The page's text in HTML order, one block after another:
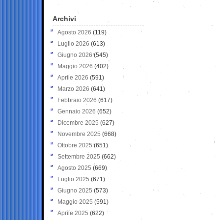
Archivi
Agosto 2026 (119)
Luglio 2026 (613)
Giugno 2026 (545)
Maggio 2026 (402)
Aprile 2026 (591)
Marzo 2026 (641)
Febbraio 2026 (617)
Gennaio 2026 (652)
Dicembre 2025 (627)
Novembre 2025 (668)
Ottobre 2025 (651)
Settembre 2025 (662)
Agosto 2025 (669)
Luglio 2025 (671)
Giugno 2025 (573)
Maggio 2025 (591)
Aprile 2025 (622)